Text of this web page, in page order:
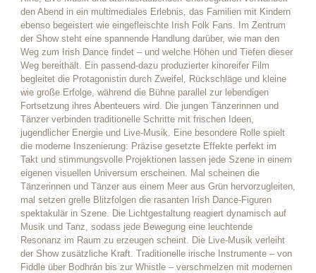
den Abend in ein multimediales Erlebnis, das Familien mit Kindern
ebenso begeistert wie eingefleischte Irish Folk Fans. Im Zentrum
der Show steht eine spannende Handlung darüber, wie man den
Weg zum Irish Dance findet – und welche Höhen und Tiefen dieser
Weg bereithält. Ein passend-dazu produzierter kinoreifer Film
begleitet die Protagonistin durch Zweifel, Rückschläge und kleine
wie große Erfolge, während die Bühne parallel zur lebendigen
Fortsetzung ihres Abenteuers wird. Die jungen Tänzerinnen und
Tänzer verbinden traditionelle Schritte mit frischen Ideen,
jugendlicher Energie und Live-Musik. Eine besondere Rolle spielt
die moderne Inszenierung: Präzise gesetzte Effekte perfekt im
Takt und stimmungsvolle Projektionen lassen jede Szene in einem
eigenen visuellen Universum erscheinen. Mal scheinen die
Tänzerinnen und Tänzer aus einem Meer aus Grün hervorzugleiten,
mal setzen grelle Blitzfolgen die rasanten Irish Dance-Figuren
spektakulär in Szene. Die Lichtgestaltung reagiert dynamisch auf
Musik und Tanz, sodass jede Bewegung eine leuchtende
Resonanz im Raum zu erzeugen scheint. Die Live-Musik verleiht
der Show zusätzliche Kraft. Traditionelle irische Instrumente – von
Fiddle über Bodhrán bis zur Whistle – verschmelzen mit modernen